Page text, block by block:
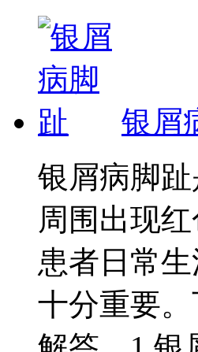
银屑
银屑病脚
周围出现
患者日常
十分重要